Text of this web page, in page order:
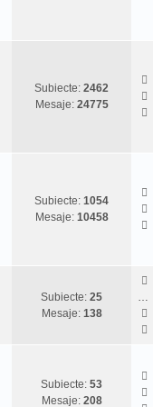
Subiecte: 2462
Mesaje: 24775
Subiecte: 1054
Mesaje: 10458
Subiecte: 25
Mesaje: 138
…
Subiecte: 53
Mesaje: 208